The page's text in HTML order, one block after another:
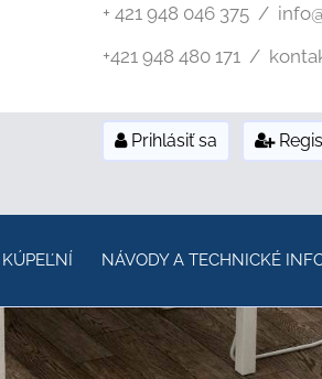
+ 421 948 046 375 /
+421 948 480 171 /
Prihlásiť sa
NÁVODY A TECHNICKÉ